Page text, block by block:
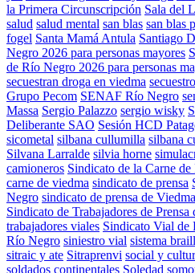
la Primera Circunscripción Sala del
salud salud mental san blas san blas
fogel Santa Mamá Antula Santiago
Negro 2026 para personas mayores
de Río Negro 2026 para personas
secuestran droga en viedma secuestro
Grupo Pecom SENAF Río Negro
Massa Sergio Palazzo sergio wisky
Deliberante SAO Sesión HCD
sicometal silbana cullumilla silbana
Silvana Larralde silvia horne
camioneros Sindicato de la Carne
carne de viedma sindicato de prensa
Negro sindicato de prensa de Viedma
Sindicato de Trabajadores de Prensa
trabajadores viales Sindicato Vial de
Río Negro siniestro vial sistema
sitraic y ate Sitraprenvi social y
soldados continentales Soledad